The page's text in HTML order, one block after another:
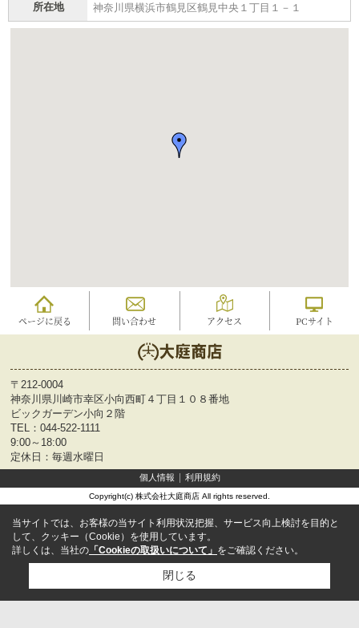
所在地 神奈川県横浜市鶴見区鶴見中央１丁目１－１
ページに戻る 問い合わせ アクセス PCサイト
〒212-0004
神奈川県川崎市幸区小向西町４丁目１０８番地
ビックガーデン小向２階
TEL： 044-522-1111
9:00～18:00
定休日：毎週水曜日
個人情報 利用規約
Copyright(c) 株式会社大庭商店 All rights reserved.
当サイトでは、お客様の当サイト利用状況把握、サービス向上検討を目的と
して、クッキー（Cookie）を使用しています。
詳しくは、当社の 「Cookieの取扱いについて」 をご確認ください。
閉じる